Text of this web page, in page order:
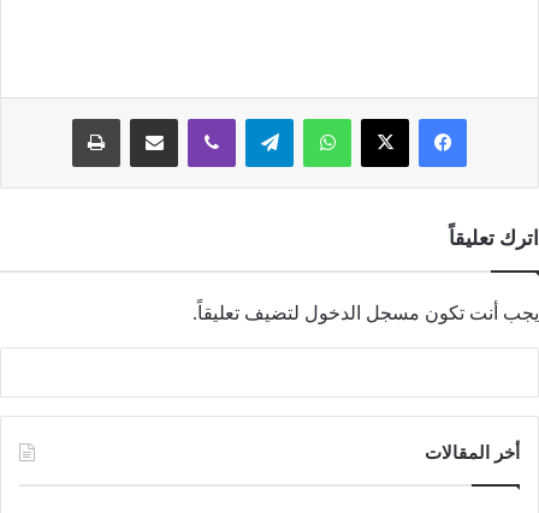
فيسبوك ‫X واتساب تيلقرام ڤايبر
اترك تعليقاً
يجب أنت تكون مسجل الدخول لتضيف تعليقاً.
أخر المقالات